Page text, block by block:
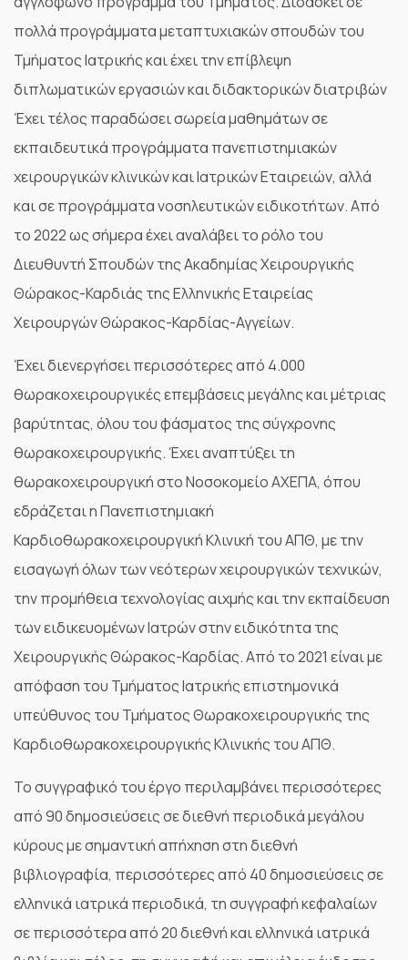
πολλά προγράμματα μεταπτυχιακών σπουδών του
Τμήματος Ιατρικής και έχει την επίβλεψη
διπλωματικών εργασιών και διδακτορικών διατριβών
Έχει τέλος παραδώσει σωρεία μαθημάτων σε
εκπαιδευτικά προγράμματα πανεπιστημιακών
χειρουργικών κλινικών και Ιατρικών Εταιρειών, αλλά
και σε προγράμματα νοσηλευτικών ειδικοτήτων. Από
το 2022 ως σήμερα έχει αναλάβει το ρόλο του
Διευθυντή Σπουδών της Ακαδημίας Χειρουργικής
Θώρακος-Καρδιάς της Ελληνικής Εταιρείας
Χειρουργών Θώρακος-Καρδίας-Αγγείων.
Έχει διενεργήσει περισσότερες από 4.000
θωρακοχειρουργικές επεμβάσεις μεγάλης και μέτριας
βαρύτητας, όλου του φάσματος της σύγχρονης
θωρακοχειρουργικής. Έχει αναπτύξει τη
θωρακοχειρουργική στο Νοσοκομείο ΑΧΕΠΑ, όπου
εδράζεται η Πανεπιστημιακή
Καρδιοθωρακοχειρουργική Κλινική του ΑΠΘ, με την
εισαγωγή όλων των νεότερων χειρουργικών τεχνικών,
την προμήθεια τεχνολογίας αιχμής και την εκπαίδευση
των ειδικευομένων Ιατρών στην ειδικότητα της
Χειρουργικής Θώρακος-Καρδίας. Από το 2021 είναι με
απόφαση του Τμήματος Ιατρικής επιστημονικά
υπεύθυνος του Τμήματος Θωρακοχειρουργικής της
Καρδιοθωρακοχειρουργικής Κλινικής του ΑΠΘ.
Το συγγραφικό του έργο περιλαμβάνει περισσότερες
από 90 δημοσιεύσεις σε διεθνή περιοδικά μεγάλου
κύρους με σημαντική απήχηση στη διεθνή
βιβλιογραφία, περισσότερες από 40 δημοσιεύσεις σε
ελληνικά ιατρικά περιοδικά, τη συγγραφή κεφαλαίων
σε περισσότερα από 20 διεθνή και ελληνικά ιατρικά